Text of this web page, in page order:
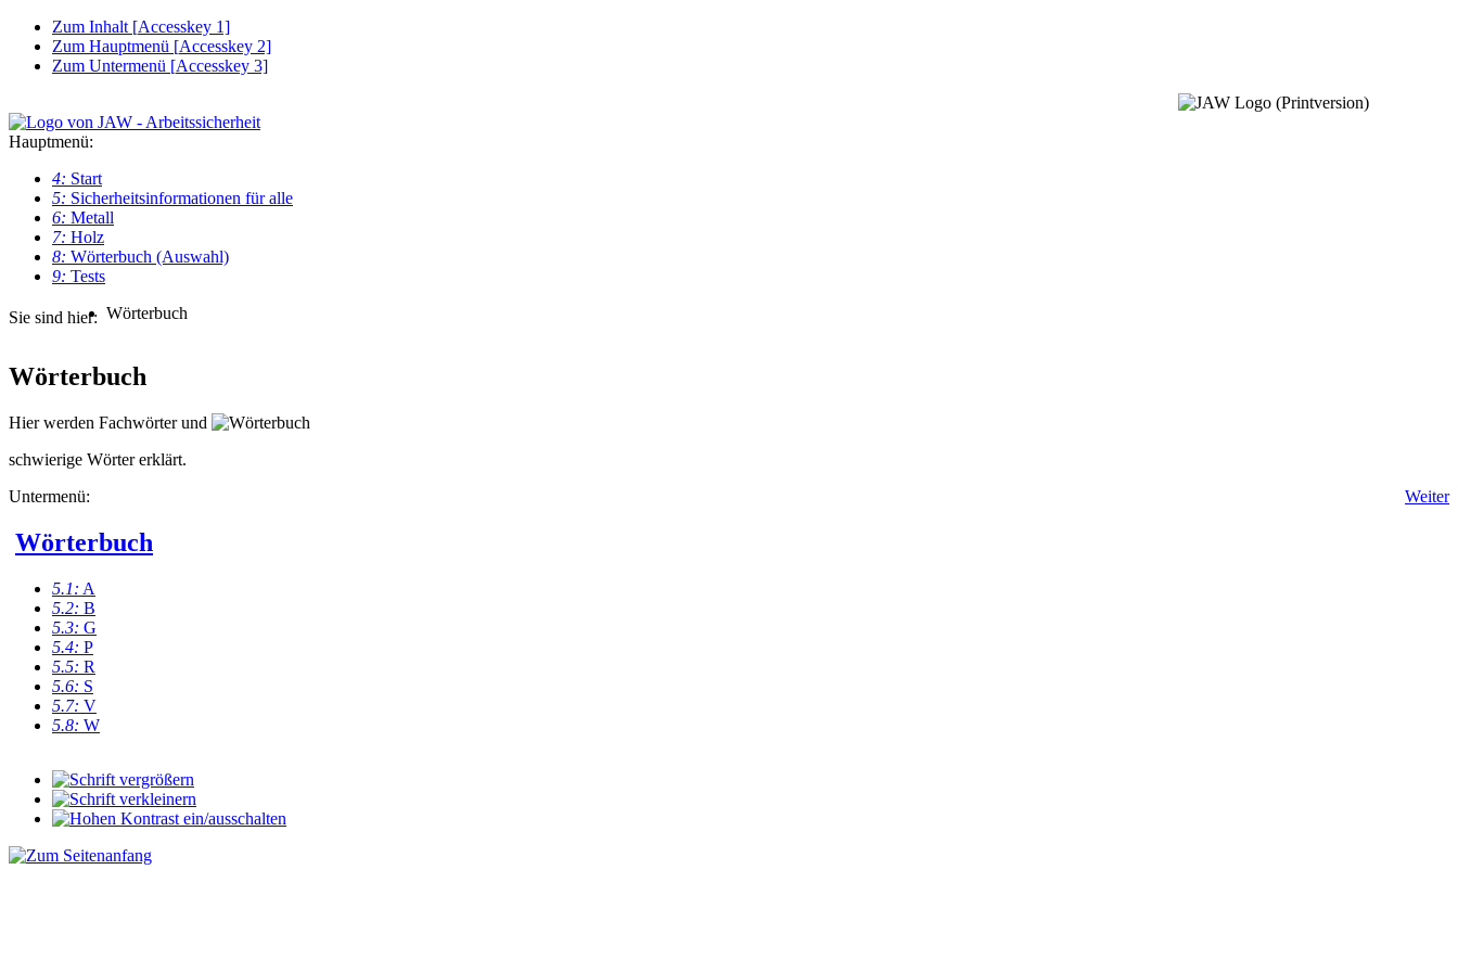
Zum Inhalt [Accesskey 1]
Zum Hauptmenü [Accesskey 2]
Zum Untermenü [Accesskey 3]
Hauptmenü:
4: Start
5: Sicherheitsinformationen für alle
6: Metall
7: Holz
8: Wörterbuch (Auswahl)
9: Tests
Sie sind hier: Wörterbuch
Wörterbuch
Hier werden Fachwörter und
schwierige Wörter erklärt.
Weiter
Untermenü:
Wörterbuch
5.1: A
5.2: B
5.3: G
5.4: P
5.5: R
5.6: S
5.7: V
5.8: W